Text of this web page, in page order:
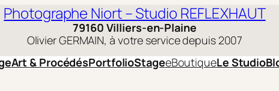
Photographe Niort – Studio REFLEXHAUT
79160 Villiers-en-Plaine
Olivier GERMAIN, à votre service depuis 2007
Art & ProcédésPortfolioStageeBoutiqueLe Studio